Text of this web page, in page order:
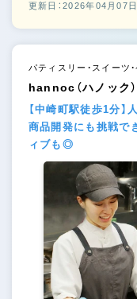
更新日：2026年04月07
パティスリー・スイーツ
hannoc（ハノック
【中崎町駅徒歩1分】
商品開発にも挑戦で
ィブも◎